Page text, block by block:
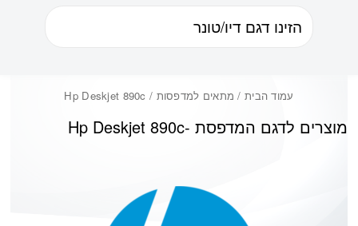
עמוד הבית / מתאים למדפסות / Hp Deskjet 890c
Hp Deskjet 890cמוצרים לדגם המדפסת -